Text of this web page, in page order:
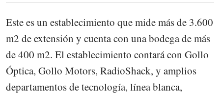
Este es un establecimiento que mide más de 3.600
m2 de extensión y cuenta con una bodega de más
de 400 m2. El establecimiento contará con Gollo
Óptica, Gollo Motors, RadioShack, y amplios
departamentos de tecnología, línea blanca,